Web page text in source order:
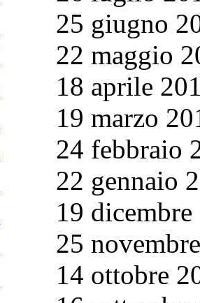
25 giugno
22 maggio
18 aprile
19 marzo
24 febbraio
22 gennaio
19 dicembre
25 novembre
14 ottobre